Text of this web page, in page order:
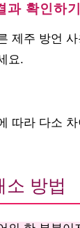
확인하기
제주 방언
요.
따라 다소
소 방법